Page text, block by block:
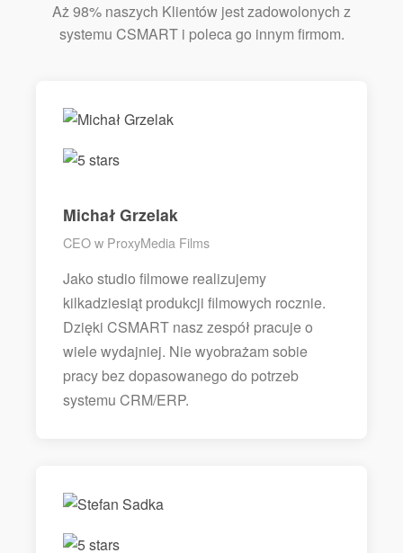
Aż 98% naszych Klientów jest zadowolonych z
systemu CSMART i poleca go innym firmom.
Michał Grzelak
CEO w ProxyMedia Films
Jako studio filmowe realizujemy
kilkadziesiąt produkcji filmowych rocznie.
Dzięki CSMART nasz zespół pracuje o
wiele wydajniej. Nie wyobrażam sobie
pracy bez dopasowanego do potrzeb
systemu CRM/ERP.